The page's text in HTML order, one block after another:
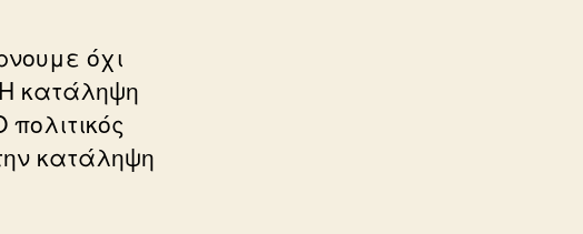
όχι
κατάληψη
κατάληψη